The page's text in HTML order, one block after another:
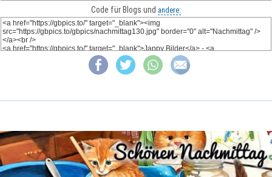
Code für Blogs und andere: